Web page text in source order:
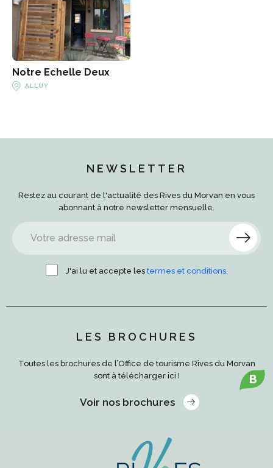
Notre Echelle Deux
ALLUY
NEWSLETTER
Restez au courant de l'actualité des Rives du Morvan en vous
abonnant à notre newsletter mensuelle.
J'ai lu et accepte les termes et conditions.
LES BROCHURES
Toutes les brochures de l’Office de tourisme Rives du Morvan
sont à télécharger ici !
Voir nos brochures
B